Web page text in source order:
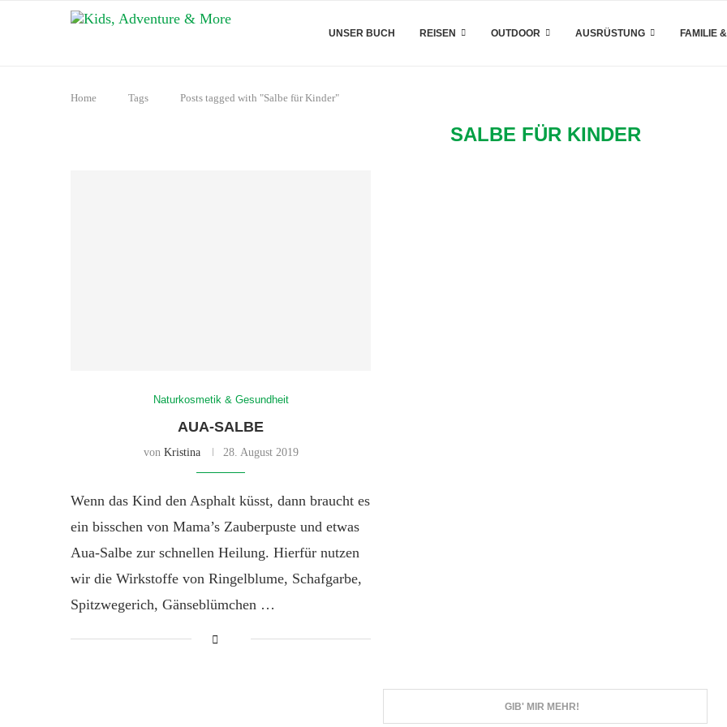
UNSER BUCH REISEN OUTDOOR AUSRÜSTUNG FAMILIE
Home Tags Posts tagged with "Salbe für Kinder"
SALBE FÜR KINDER
Naturkosmetik & Gesundheit
AUA-SALBE
von Kristina 28. August 2019
Wenn das Kind den Asphalt küsst, dann braucht es
ein bisschen von Mama’s Zauberpuste und etwas
Aua-Salbe zur schnellen Heilung. Hierfür nutzen
wir die Wirkstoffe von Ringelblume, Schafgarbe,
Spitzwegerich, Gänseblümchen …
GIB' MIR MEHR!